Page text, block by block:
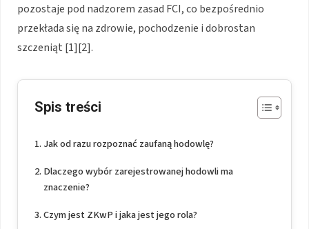
pozostaje pod nadzorem zasad FCI, co bezpośrednio
przekłada się na zdrowie, pochodzenie i dobrostan
szczeniąt [1][2].
Spis treści
Jak od razu rozpoznać zaufaną hodowlę?
Dlaczego wybór zarejestrowanej hodowli ma
znaczenie?
Czym jest ZKwP i jaka jest jego rola?